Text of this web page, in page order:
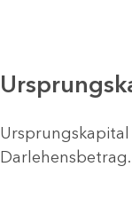
Darlehensbetrag.